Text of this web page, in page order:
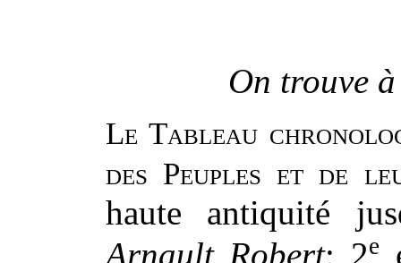
On trouve
Le Tableau
des Peuples et de
haute antiquité
Arnault Robert; 2e